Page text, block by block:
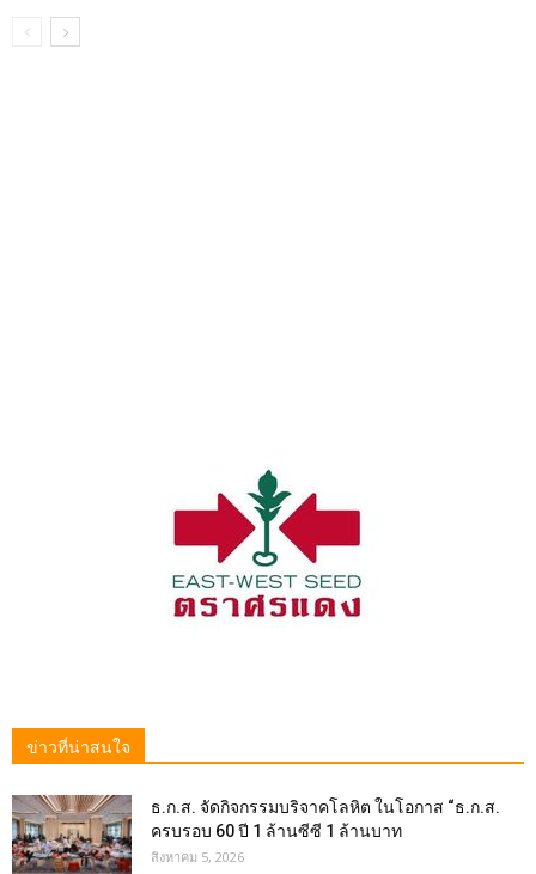
ข่าวที่น่าสนใจ
ธ.ก.ส. จัดกิจกรรมบริจาคโลหิต ในโอกาส “ธ.ก.ส.
ครบรอบ 60 ปี 1 ล้านซีซี 1 ล้านบาท
สิงหาคม 5, 2026